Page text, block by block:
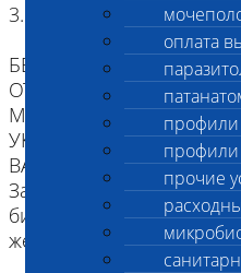
оплата
профили
прочие
3. Наличие клейма или
БЕЗ ИДЕНТИФИКАЦИИ,
ОТВЕТСТВЕННОСТИ,
МАТЕРИАЛ
УКАЗАННОМУ В
ВАЖНО для взятия
За два часа до
биоматериала
желательна изоляция